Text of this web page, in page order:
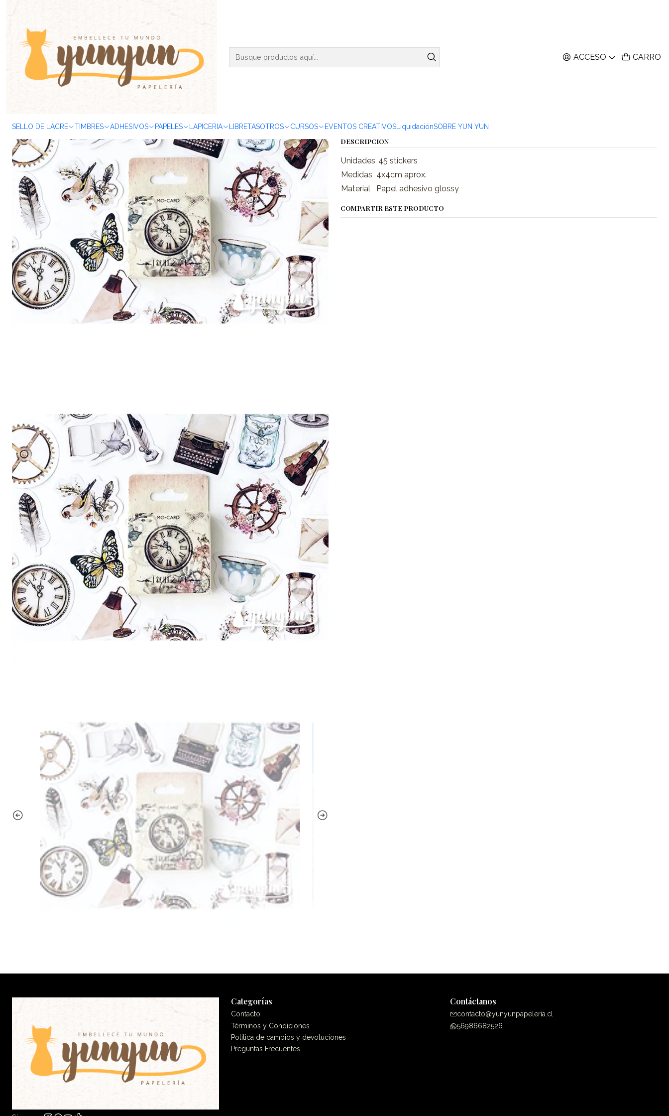
ACCESO CARRO
SELLO DE LACRE TIMBRES ADHESIVOS PAPELES LAPICERIA LIBRETASOTROS CURSOS EVENTOS CREATIVOS LiquidaciónSOBRE YUN YUN
Caja Stickers Vintage #18 - 45 pzas
DESCRIPCIÓN
Unidades 45 stickers
Medidas 4x4cm aprox.
Material
Papel adhesivo glossy
COMPARTIR ESTE PRODUCTO
Categorías
Contacto
Términos y Condiciones
Politica de cambios y devoluciones
Preguntas Frecuentes
Contáctanos
contacto@yunyunpapeleria.cl
56986682526